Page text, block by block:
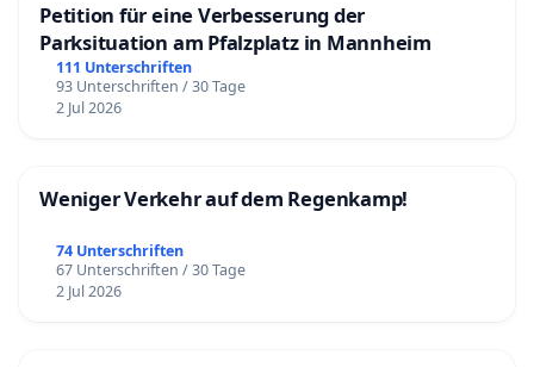
Petition für eine Verbesserung der
Parksituation am Pfalzplatz in Mannheim
111 Unterschriften
93 Unterschriften / 30 Tage
2 Jul 2026
Weniger Verkehr auf dem Regenkamp!
74 Unterschriften
67 Unterschriften / 30 Tage
2 Jul 2026